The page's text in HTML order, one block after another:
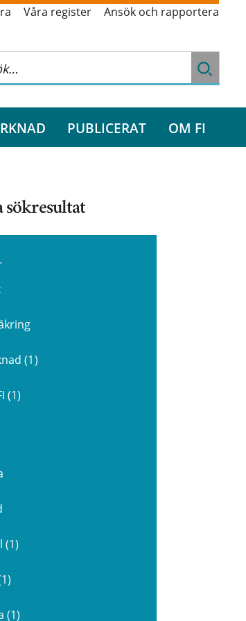
Våra register Ansök och rapportera
PUBLICERAT OM FI
sökresultat
(1)
(1)
(1)
(1)